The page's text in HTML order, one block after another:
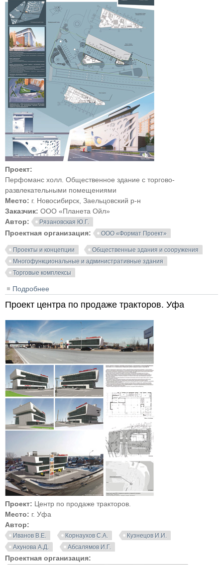
Проект:
Перфоманс холл. Общественное здание с торгово-
развлекательными помещениями
Место: г. Новосибирск, Заельцовский р-н
Заказчик: ООО «Планета Ойл»
Автор:
Рязановская Ю.Г.
Проектная организация: ООО «Формат Проект»
Проекты и концепции
Общественные здания и сооружения
Многофункциональные и административные здания
Торговые комплексы
Подробнее
Проект центра по продаже тракторов. Уфа
Проект: Центр по продаже тракторов.
Место: г. Уфа
Автор:
Иванов В.Е. Корнаухов С.А.
Кузнецов И.И.
Ахунова А.Д.
Абсалямов И.Г.
Проектная организация: